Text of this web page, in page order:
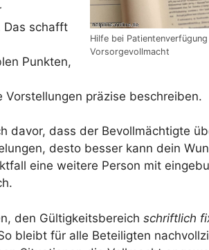
Hilfe bei
Vorsorgevollmacht
Das schafft
Punkten,
präzise beschreiben.
davor, dass der Bevollmächtigte
desto besser kann dein
eine weitere Person mit
den Gültigkeitsbereich schriftlich
bleibt für alle Beteiligten